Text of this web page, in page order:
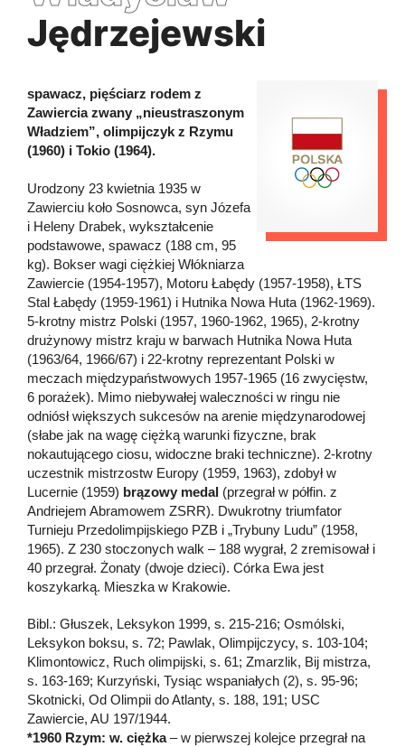
Jędrzejewski
spawacz, pięściarz rodem z
Zawiercia zwany „nieustraszonym
Władziem”, olimpijczyk z Rzymu
(1960) i Tokio (1964).
Urodzony 23 kwietnia 1935 w
Zawierciu koło Sosnowca, syn Józefa
i Heleny Drabek, wykształcenie
podstawowe, spawacz (188 cm, 95
kg). Bokser wagi ciężkiej Włókniarza
Zawiercie (1954-1957), Motoru Łabędy (1957-1958), ŁTS
Stal Łabędy (1959-1961) i Hutnika Nowa Huta (1962-1969).
5-krotny mistrz Polski (1957, 1960-1962, 1965), 2-krotny
drużynowy mistrz kraju w barwach Hutnika Nowa Huta
(1963/64, 1966/67) i 22-krotny reprezentant Polski w
meczach międzypaństwowych 1957-1965 (16 zwycięstw,
6 porażek). Mimo niebywałej waleczności w ringu nie
odniósł większych sukcesów na arenie międzynarodowej
(słabe jak na wagę ciężką warunki fizyczne, brak
nokautującego ciosu, widoczne braki techniczne). 2-krotny
uczestnik mistrzostw Europy (1959, 1963), zdobył w
Lucernie (1959) brązowy medal (przegrał w półfin. z
Andriejem Abramowem ZSRR). Dwukrotny triumfator
Turnieju Przedolimpijskiego PZB i „Trybuny Ludu” (1958,
1965). Z 230 stoczonych walk – 188 wygrał, 2 zremisował i
40 przegrał. Żonaty (dwoje dzieci). Córka Ewa jest
koszykarką. Mieszka w Krakowie.
Bibl.: Głuszek, Leksykon 1999, s. 215-216; Osmólski,
Leksykon boksu, s. 72; Pawlak, Olimpijczycy, s. 103-104;
Klimontowicz, Ruch olimpijski, s. 61; Zmarzlik, Bij mistrza,
s. 163-169; Kurzyński, Tysiąc wspaniałych (2), s. 95-96;
Skotnicki, Od Olimpii do Atlanty, s. 188, 191; USC
Zawiercie, AU 197/1944.
*1960 Rzym: w. ciężka– w pierwszej kolejce przegrał na